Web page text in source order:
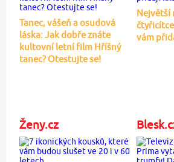
Tanec, vášeň a osudová
láska: Jak dobře znáte
kultovní letní film Hříšný
tanec? Otestujte se!
Největší
vám
Ženy.cz